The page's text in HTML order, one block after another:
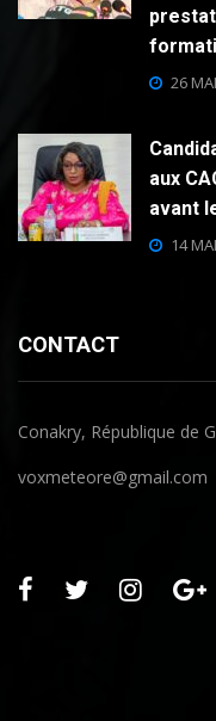
26
aux
avant
14
CONTACT
Conakry, République de
voxmeteore@gmail.com